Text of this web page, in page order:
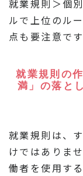
就業規則＞個
ルで上位のル
点も要注意です
就業規則の
満」の落と
就業規則は、
けではありま
働者を使用す